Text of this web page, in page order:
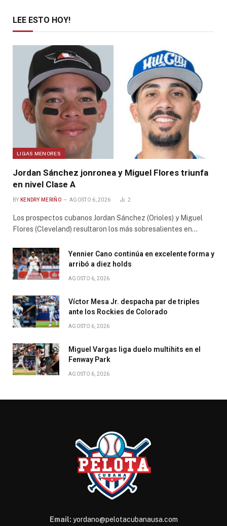
LEE ESTO HOY!
LIGAS MENORES
Jordan Sánchez jonronea y Miguel Flores triunfa
en nivel Clase A
BY KENDRY MERIÑO AGOSTO 6, 2026 2
Los prospectos cubanos Jordan Sánchez (Orioles) y Miguel
Flores (Cleveland) resultaron los más sobresalientes en…
Yennier Cano continúa en excelente forma y
arribó a diez holds
AGOSTO 6, 2026
Víctor Mesa Jr. despacha par de triples
ante los Rockies de Colorado
AGOSTO 6, 2026
Miguel Vargas liga duelo multihits en el
Fenway Park
AGOSTO 6, 2026
Email: yordano@pelotacubanausa.com